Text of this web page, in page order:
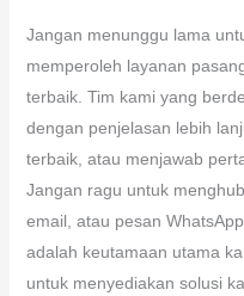
Jangan menunggu lama
memperoleh layanan
terbaik. Tim kami yang
dengan penjelasan lebih
terbaik, atau menjawab
Jangan ragu untuk
email, atau pesan
adalah keutamaan utama
untuk menyediakan solusi